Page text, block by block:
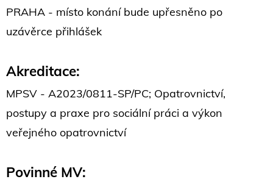
PRAHA - místo konání bude upřesněno po
uzávěrce přihlášek
Akreditace:
MPSV - A2023/0811-SP/PC; Opatrovnictví,
postupy a praxe pro sociální práci a výkon
veřejného opatrovnictví
Povinné MV: